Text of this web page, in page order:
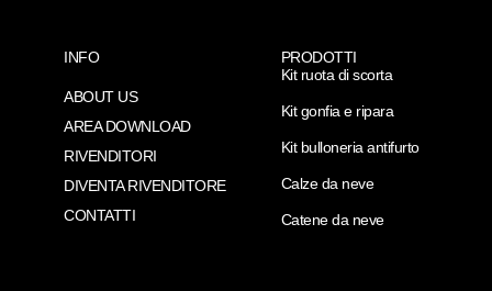
INFO
ABOUT US
AREA DOWNLOAD
RIVENDITORI
DIVENTA RIVENDITORE
CONTATTI
PRODOTTI
Kit ruota di scorta
Kit gonfia e ripara
Kit bulloneria antifurto
Calze da neve
Catene da neve